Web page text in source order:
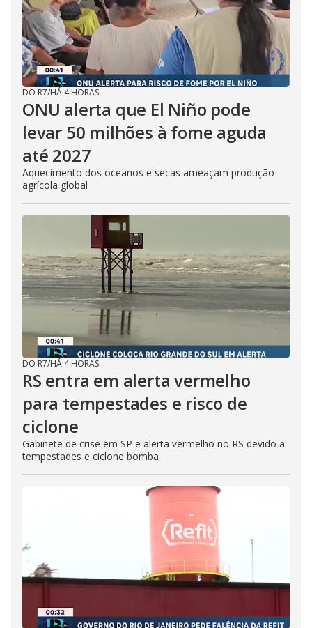
DO R7/HÁ 4 HORAS
ONU alerta que El Niño pode
levar 50 milhões à fome aguda
até 2027
Aquecimento dos oceanos e secas ameaçam produção
agrícola global
DO R7/HÁ 4 HORAS
RS entra em alerta vermelho
para tempestades e risco de
ciclone
Gabinete de crise em SP e alerta vermelho no RS devido a
tempestades e ciclone bomba